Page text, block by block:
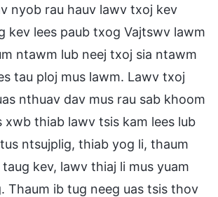
nyob rau hauv lawv txoj kev
kev lees paub txog Vajtswv lawm
ntawm lub neej txoj sia ntawm
tau ploj mus lawm. Lawv txoj
nthuav dav mus rau sab khoom
xwb thiab lawv tsis kam lees lub
ntsujplig, thiab yog li, thaum
kev, lawv thiaj li mus yuam
Thaum ib tug neeg uas tsis thov